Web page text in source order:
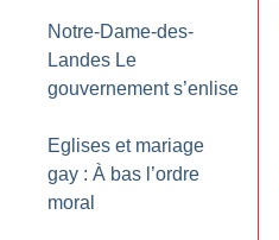
Notre-Dame-des-
Landes Le
gouvernement s’enlise
Eglises et mariage
gay : À bas l’ordre
moral